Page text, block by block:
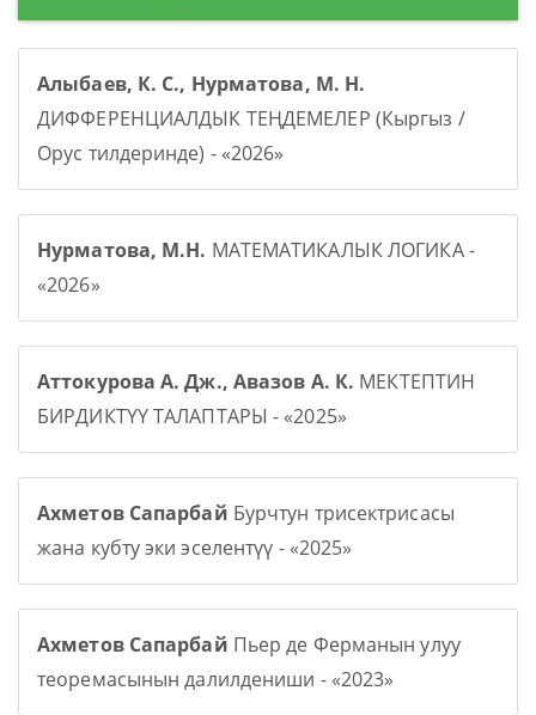
Алыбаев, К. С., Нурматова, М. Н.
ДИФФЕРЕНЦИАЛДЫК ТЕҢДЕМЕЛЕР (Кыргыз /
Орус тилдеринде) - «2026»
Нурматова, М.Н. МАТЕМАТИКАЛЫК ЛОГИКА -
«2026»
Аттокурова А. Дж., Авазов А. К. МЕКТЕПТИН
БИРДИКТҮҮ ТАЛАПТАРЫ - «2025»
Ахметов Сапарбай Бурчтун трисектрисасы
жана кубту эки эселентүү - «2025»
Ахметов Сапарбай Пьер де Ферманын улуу
теоремасынын далилдениши - «2023»